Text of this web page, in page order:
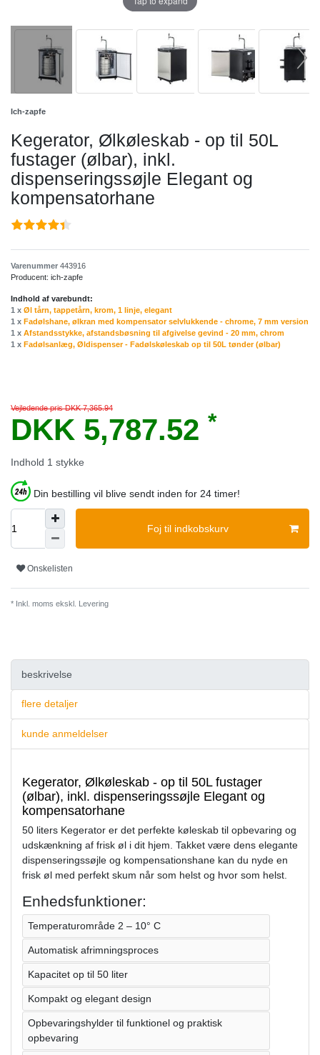
Ich-zapfe
Kegerator, Ølkøleskab - op til 50L
fustager (ølbar), inkl.
dispenseringssøjle Elegant og
kompensatorhane
Varenummer 443916
Producent: ich-zapfe
Indhold af varebundt:
1 x Øl tårn, tappetårn, krom, 1 linje, elegant
1 x Fadølshane, ølkran med kompensator selvlukkende - chrome, 7 mm version
1 x Afstandsstykke, afstandsbøsning til afgivelse gevind - 20 mm, chrom
1 x Fadølsanlæg, Øldispenser - Fadølskøleskab op til 50L tønder (ølbar)
Vejledende pris DKK 7,365.94
DKK 5,787.52 *
Indhold 1 stykke
Din bestilling vil blive sendt inden for 24 timer!
Foj til indkobskurv
Onskelisten
* Inkl. moms ekskl. Levering
beskrivelse
flere detaljer
kunde anmeldelser
Kegerator, Ølkøleskab - op til 50L fustager
(ølbar), inkl. dispenseringssøjle Elegant og
kompensatorhane
50 liters Kegerator er det perfekte køleskab til opbevaring og
udskænkning af frisk øl i dit hjem. Takket være dens elegante
dispenseringssøjle og kompensationshane kan du nyde en
frisk øl med perfekt skum når som helst og hvor som helst.
Enhedsfunktioner:
Temperaturområde 2 – 10° C
Automatisk afrimningsproces
Kapacitet op til 50 liter
Kompakt og elegant design
Opbevaringshylder til funktionel og praktisk
opbevaring